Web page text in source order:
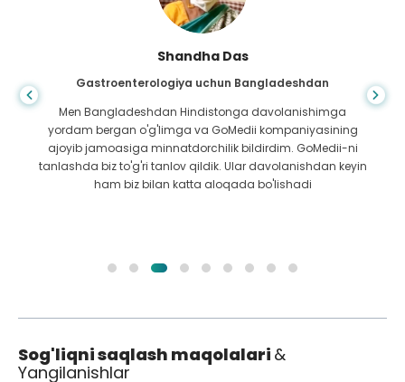
Shandha Das
Gastroenterologiya uchun Bangladeshdan
Men Bangladeshdan Hindistonga davolanishimga
yordam bergan o'g'limga va GoMedii kompaniyasining
ajoyib jamoasiga minnatdorchilik bildirdim. GoMedii-ni
tanlashda biz to'g'ri tanlov qildik. Ular davolanishdan keyin
ham biz bilan katta aloqada bo'lishadi
Sog'liqni saqlash maqolalari &
Yangilanishlar